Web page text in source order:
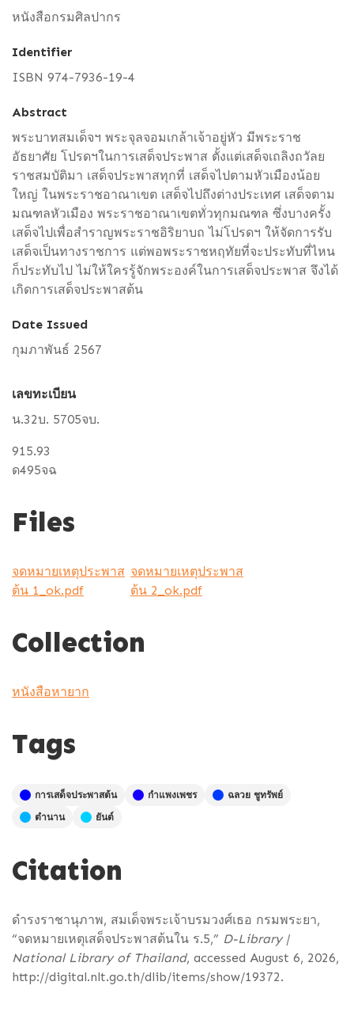
หนังสือกรมศิลปากร
Identifier
ISBN 974-7936-19-4
Abstract
พระบาทสมเด็จฯ พระจุลจอมเกล้าเจ้าอยู่หัว มีพระราช
อัธยาศัย โปรดฯในการเสด็จประพาส ตั้งแต่เสด็จเถลิงถวัลย
ราชสมบัติมา เสด็จประพาสทุกที่ เสด็จไปตามหัวเมืองน้อย
ใหญ่ ในพระราชอาณาเขต เสด็จไปถึงต่างประเทศ เสด็จตาม
มณฑลหัวเมือง พระราชอาณาเขตทั่วทุกมณฑล ซึ่งบางครั้ง
เสด็จไปเพื่อสำราญพระราชอิริยาบถ ไม่โปรดฯ ให้จัดการรับ
เสด็จเป็นทางราชการ แต่พอพระราชหฤทัยที่จะประทับที่ไหน
ก็ประทับไป ไม่ให้ใครรู้จักพระองค์ในการเสด็จประพาส จึงได้
เกิดการเสด็จประพาสต้น
Date Issued
กุมภาพันธ์ 2567
เลขทะเบียน
น.32บ. 5705จบ.
915.93
ด495จฉ
Files
จดหมายเหตุประพาส
ต้น 1_ok.pdf
จดหมายเหตุประพาส
ต้น 2_ok.pdf
Collection
หนังสือหายาก
Tags
การเสด็จประพาสต้น กำแพงเพชร
ฉลวย ชูทรัพย์
ตำนาน
ยันต์
Citation
ดำรงราชานุภาพ, สมเด็จพระเจ้าบรมวงศ์เธอ กรมพระยา,
“จดหมายเหตุเสด็จประพาสต้นใน ร.5,” D-Library |
National Library of Thailand, accessed August 6, 2026,
http://digital.nlt.go.th/dlib/items/show/19372.